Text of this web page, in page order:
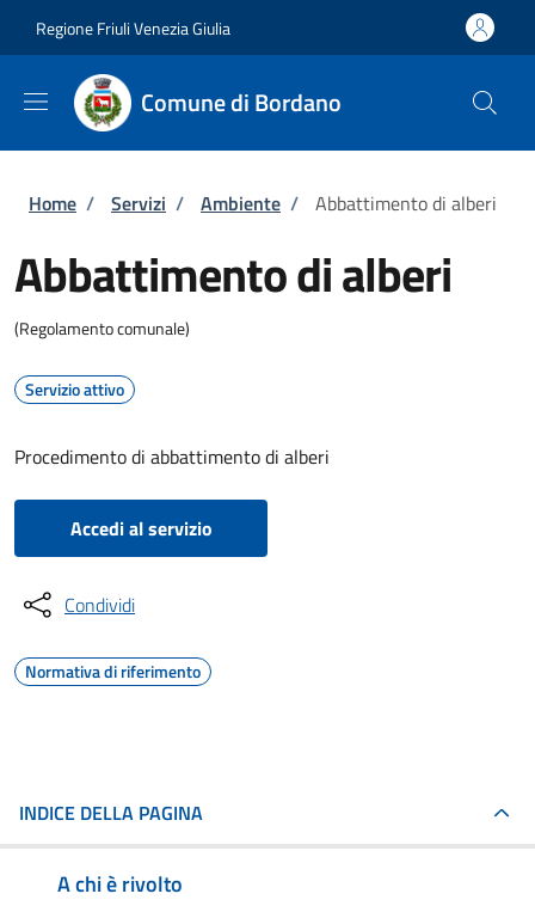
Regione Friuli Venezia Giulia
Comune di Bordano
Briciole di pane
Home / Servizi / Ambiente / Abbattimento di alberi
Abbattimento di alberi
(Regolamento comunale)
Servizio attivo
Procedimento di abbattimento di alberi
Accedi al servizio
Condividi
Normativa di riferimento
INDICE DELLA PAGINA
A chi è rivolto